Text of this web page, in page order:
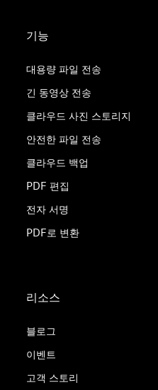
기능
대용량 파일 전송
긴 동영상 전송
클라우드 사진 스토리지
안전한 파일 전송
클라우드 백업
PDF 편집
전자 서명
PDF로 변환
리소스
블로그
이벤트
고객 스토리